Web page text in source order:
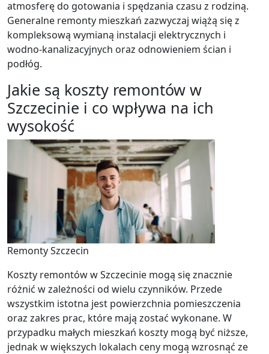
atmosferę do gotowania i spędzania czasu z rodziną.
Generalne remonty mieszkań zazwyczaj wiążą się z
kompleksową wymianą instalacji elektrycznych i
wodno-kanalizacyjnych oraz odnowieniem ścian i
podłóg.
Jakie są koszty remontów w
Szczecinie i co wpływa na ich
wysokość
Remonty Szczecin
Koszty remontów w Szczecinie mogą się znacznie
różnić w zależności od wielu czynników. Przede
wszystkim istotna jest powierzchnia pomieszczenia
oraz zakres prac, które mają zostać wykonane. W
przypadku małych mieszkań koszty mogą być niższe,
jednak w większych lokalach ceny mogą wzrosnąć ze